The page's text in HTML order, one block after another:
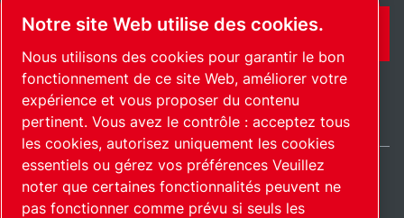
CONTACT
Plan du siteGérer les cookies© 2026 Copyright.
International / FR
Notre site Web utilise des cookies.
Nous utilisons des cookies pour garantir le bon
fonctionnement de ce site Web, améliorer votre
expérience et vous proposer du contenu
pertinent. Vous avez le contrôle : acceptez tous
les cookies, autorisez uniquement les cookies
essentiels ou gérez vos préférences Veuillez
noter que certaines fonctionnalités peuvent ne
pas fonctionner comme prévu si seuls les